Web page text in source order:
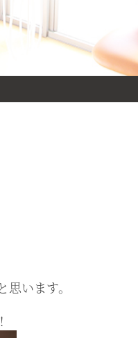
います。